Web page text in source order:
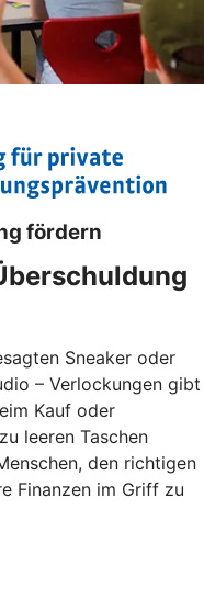
fördern
Sneaker oder
– Verlockungen gibt
Kauf oder
leeren Taschen
den richtigen
Finanzen im Griff zu